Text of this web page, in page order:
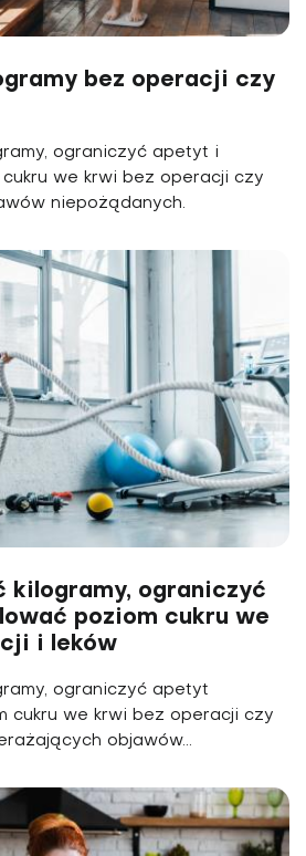
bez operacji czy
ograniczyć apetyt i
we krwi bez operacji czy
niepożądanych.
kilogramy, ograniczyć
poziom cukru we
i leków
ograniczyć apetyt
cukru we krwi bez operacji czy
objawów...